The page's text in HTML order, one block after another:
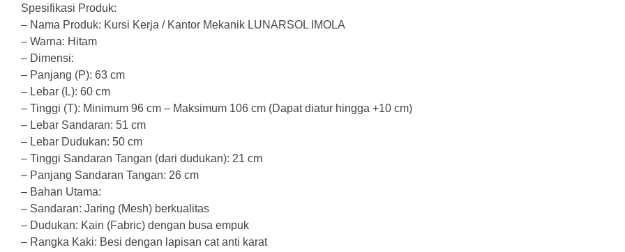
Spesifikasi Produk:
– Nama Produk: Kursi Kerja / Kantor Mekanik LUNARSOL IMOLA
– Warna: Hitam
– Dimensi:
– Panjang (P): 63 cm
– Lebar (L): 60 cm
– Tinggi (T): Minimum 96 cm – Maksimum 106 cm (Dapat diatur hingga +10 cm)
– Lebar Sandaran: 51 cm
– Lebar Dudukan: 50 cm
– Tinggi Sandaran Tangan (dari dudukan): 21 cm
– Panjang Sandaran Tangan: 26 cm
– Bahan Utama:
– Sandaran: Jaring (Mesh) berkualitas
– Dudukan: Kain (Fabric) dengan busa empuk
– Rangka Kaki: Besi dengan lapisan cat anti karat